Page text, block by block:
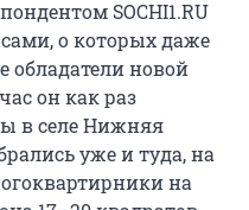
SOCHI1.RU
о которых даже
обладатели новой
он как раз
в селе Нижняя
уже и туда, на
на